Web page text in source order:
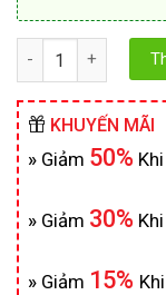
Số lượng
KHUYẾN MÃI
» Giảm 50%
» Giảm 30%
» Giảm 15%